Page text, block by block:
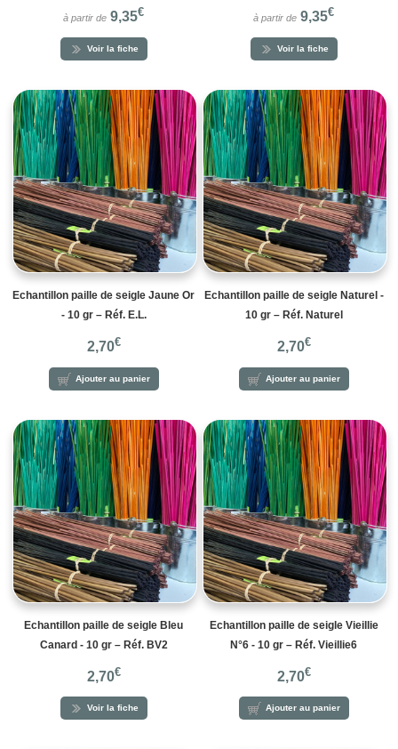
à partir de 9,35€
Voir la fiche
à partir de 9,35€
Voir la fiche
Echantillon paille de seigle Jaune Or
- 10 gr – Réf. E.L.
2,70€
Ajouter au panier
Echantillon paille de seigle Naturel -
10 gr – Réf. Naturel
2,70€
Ajouter au panier
Echantillon paille de seigle Bleu
Canard - 10 gr – Réf. BV2
2,70€
Voir la fiche
Echantillon paille de seigle Vieillie
N°6 - 10 gr – Réf. Vieillie6
2,70€
Ajouter au panier